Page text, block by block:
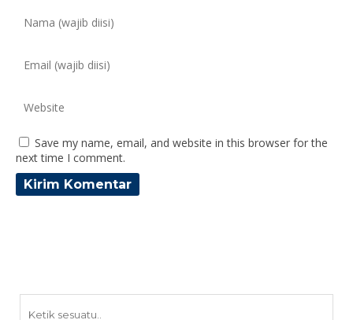
Save my name, email, and website in this browser for the
next time I comment.